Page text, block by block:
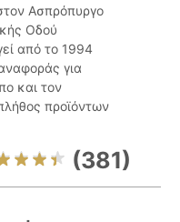
Ασπρόπυργο
Οδού
από το 1994
για
και τον
προϊόντων
(381)